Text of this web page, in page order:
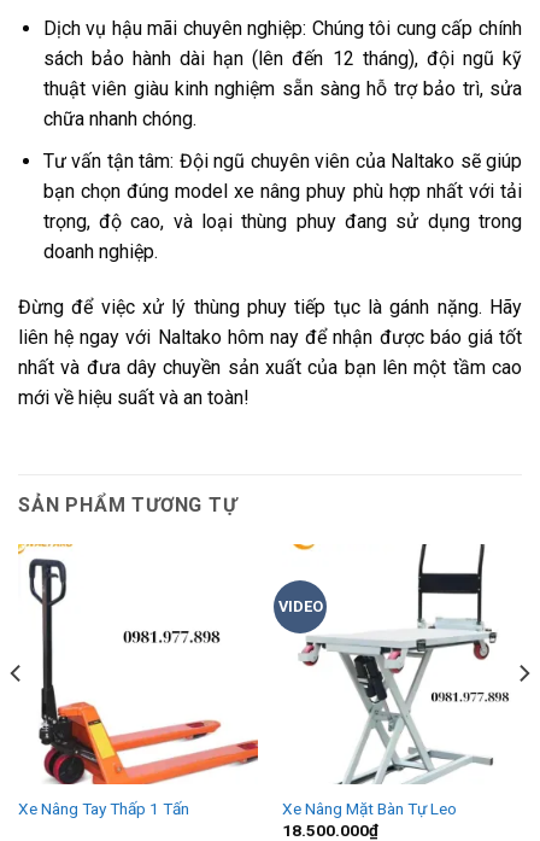
Dịch vụ hậu mãi chuyên nghiệp: Chúng tôi cung cấp chính
sách bảo hành dài hạn (lên đến 12 tháng), đội ngũ kỹ
thuật viên giàu kinh nghiệm sẵn sàng hỗ trợ bảo trì, sửa
chữa nhanh chóng.
Tư vấn tận tâm: Đội ngũ chuyên viên của Naltako sẽ giúp
bạn chọn đúng model xe nâng phuy phù hợp nhất với tải
trọng, độ cao, và loại thùng phuy đang sử dụng trong
doanh nghiệp.
Đừng để việc xử lý thùng phuy tiếp tục là gánh nặng. Hãy
liên hệ ngay với Naltako hôm nay để nhận được báo giá tốt
nhất và đưa dây chuyền sản xuất của bạn lên một tầm cao
mới về hiệu suất và an toàn!
SẢN PHẨM TƯƠNG TỰ
Xe Nâng Tay Thấp 1 Tấn
VIDEO
Xe Nâng Mặt Bàn Tự Leo
18.500.000₫